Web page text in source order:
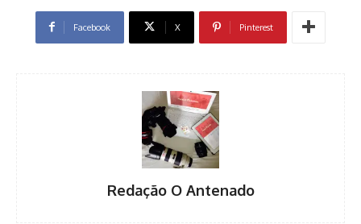
Facebook X Pinterest
Redação O Antenado